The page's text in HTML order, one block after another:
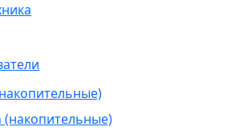
(накопительные)